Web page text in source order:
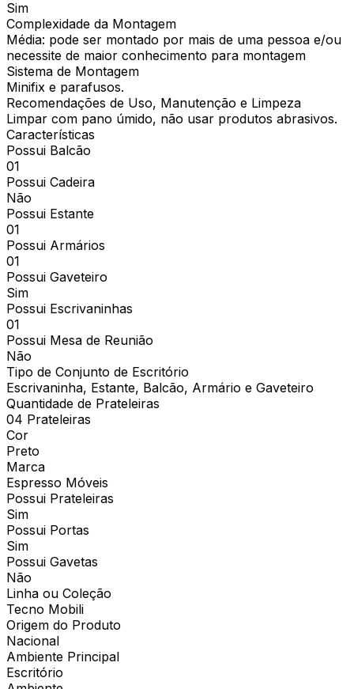
Sim
Complexidade da Montagem
Média: pode ser montado por mais de uma pessoa e/ou
necessite de maior conhecimento para montagem
Sistema de Montagem
Minifix e parafusos.
Recomendações de Uso, Manutenção e Limpeza
Limpar com pano úmido, não usar produtos abrasivos.
Características
Possui Balcão
01
Possui Cadeira
Não
Possui Estante
01
Possui Armários
01
Possui Gaveteiro
Sim
Possui Escrivaninhas
01
Possui Mesa de Reunião
Não
Tipo de Conjunto de Escritório
Escrivaninha, Estante, Balcão, Armário e Gaveteiro
Quantidade de Prateleiras
04 Prateleiras
Cor
Preto
Marca
Espresso Móveis
Possui Prateleiras
Sim
Possui Portas
Sim
Possui Gavetas
Não
Linha ou Coleção
Tecno Mobili
Origem do Produto
Nacional
Ambiente Principal
Escritório